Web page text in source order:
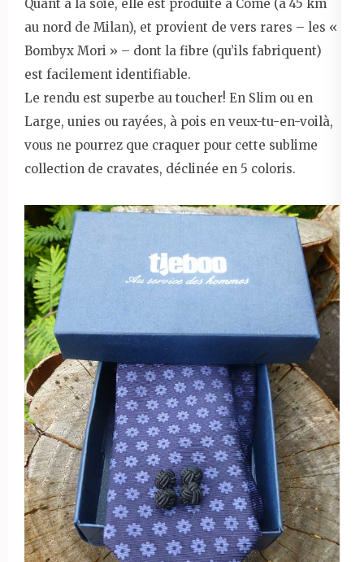
Quant à la soie, elle est produite à Côme (à 45 km
au nord de Milan), et provient de vers rares – les «
Bombyx Mori » – dont la fibre (qu’ils fabriquent)
est facilement identifiable.
Le rendu est superbe au toucher! En Slim ou en
Large, unies ou rayées, à pois en veux-tu-en-voilà,
vous ne pourrez que craquer pour cette sublime
collection de cravates, déclinée en 5 coloris.